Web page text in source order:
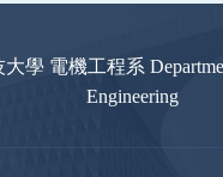
學 電機工程系
Engineering